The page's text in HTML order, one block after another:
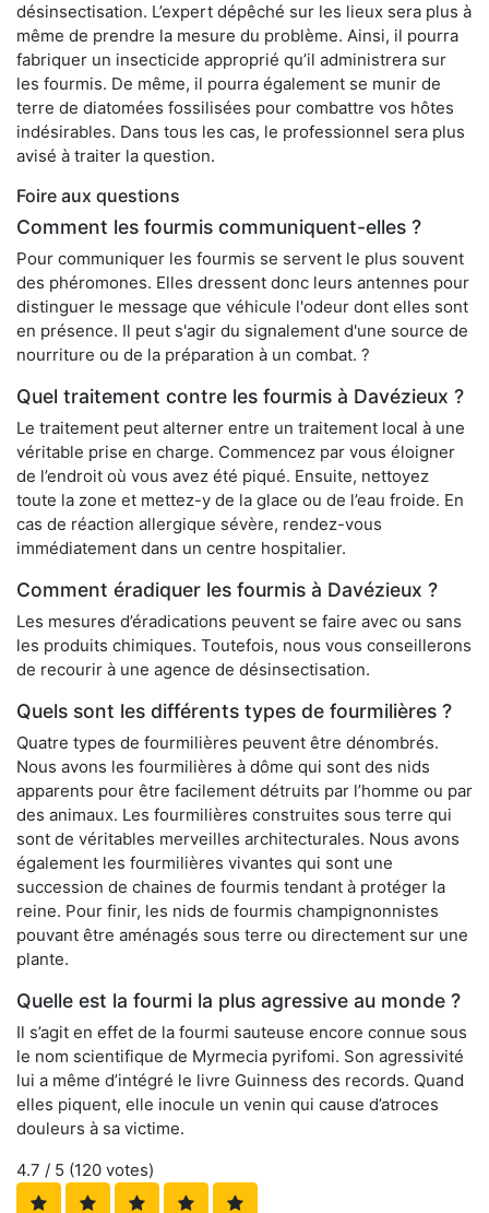
désinsectisation. L’expert dépêché sur les lieux sera plus à
même de prendre la mesure du problème. Ainsi, il pourra
fabriquer un insecticide approprié qu’il administrera sur
les fourmis. De même, il pourra également se munir de
terre de diatomées fossilisées pour combattre vos hôtes
indésirables. Dans tous les cas, le professionnel sera plus
avisé à traiter la question.
Foire aux questions
Comment les fourmis communiquent-elles ?
Pour communiquer les fourmis se servent le plus souvent
des phéromones. Elles dressent donc leurs antennes pour
distinguer le message que véhicule l'odeur dont elles sont
en présence. Il peut s'agir du signalement d'une source de
nourriture ou de la préparation à un combat. ?
Quel traitement contre les fourmis à Davézieux ?
Le traitement peut alterner entre un traitement local à une
véritable prise en charge. Commencez par vous éloigner
de l’endroit où vous avez été piqué. Ensuite, nettoyez
toute la zone et mettez-y de la glace ou de l’eau froide. En
cas de réaction allergique sévère, rendez-vous
immédiatement dans un centre hospitalier.
Comment éradiquer les fourmis à Davézieux ?
Les mesures d’éradications peuvent se faire avec ou sans
les produits chimiques. Toutefois, nous vous conseillerons
de recourir à une agence de désinsectisation.
Quels sont les différents types de fourmilières ?
Quatre types de fourmilières peuvent être dénombrés.
Nous avons les fourmilières à dôme qui sont des nids
apparents pour être facilement détruits par l’homme ou par
des animaux. Les fourmilières construites sous terre qui
sont de véritables merveilles architecturales. Nous avons
également les fourmilières vivantes qui sont une
succession de chaines de fourmis tendant à protéger la
reine. Pour finir, les nids de fourmis champignonnistes
pouvant être aménagés sous terre ou directement sur une
plante.
Quelle est la fourmi la plus agressive au monde ?
Il s’agit en effet de la fourmi sauteuse encore connue sous
le nom scientifique de Myrmecia pyrifomi. Son agressivité
lui a même d’intégré le livre Guinness des records. Quand
elles piquent, elle inocule un venin qui cause d’atroces
douleurs à sa victime.
4.7 / 5 (120 votes)